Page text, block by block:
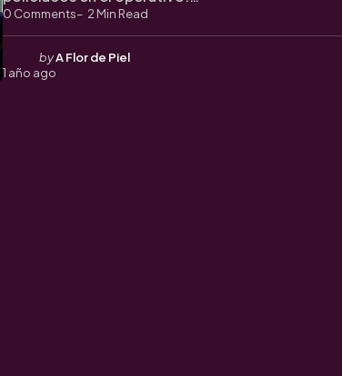
0 Comments 2 Min Read
Posted
by
byA Flor de Piel
1 año ago